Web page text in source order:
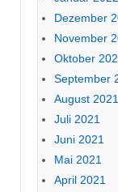
Dezember
November
Oktober
September
August 2021
Juli 2021
Juni 2021
Mai 2021
April 2021